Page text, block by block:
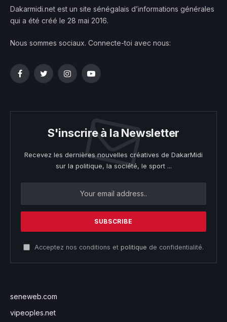
Dakarmidi.net est un site sénégalais d’informations générales
qui a été créé le 28 mai 2016.
Nous sommes sociaux. Connecte-toi avec nous:
FacebookTwitterInstagramYouTube
S'inscrire à la Newsletter
Recevez les dernières nouvelles créatives de DakarMidi
sur la politique, la société, le sport ...
Acceptez nos conditions et politique de confidentialité.
seneweb.com
vipeoples.net